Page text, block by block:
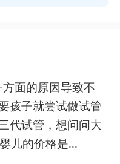
面的原因导致不
孩子就尝试做试管
代试管，想问问大
儿的价格是...